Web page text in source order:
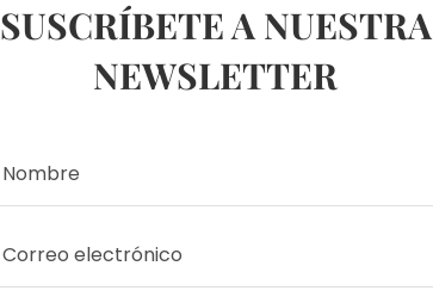
SUSCRÍBETE A NUESTRA
NEWSLETTER